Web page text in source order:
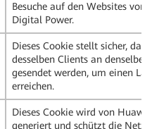
Besuche auf den Websites von
Digital Power.
Dieses Cookie stellt sicher,
desselben Clients an denselben
gesendet werden, um einen
erreichen.
Dieses Cookie wird von
generiert und schützt die